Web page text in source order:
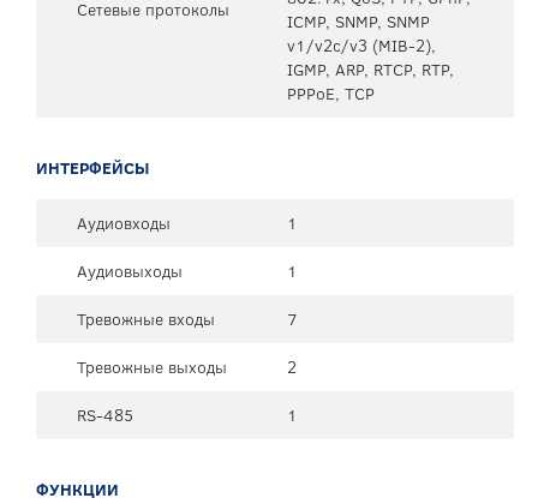
Сетевые протоколы
ICMP, SNMP, SNMP
v1/v2c/v3 (MIB-2),
IGMP, ARP, RTCP, RTP,
PPPoE, TCP
ИНТЕРФЕЙСЫ
Аудиовходы
1
Аудиовыходы
1
Тревожные входы
7
Тревожные выходы
2
RS-485
1
ФУНКЦИИ